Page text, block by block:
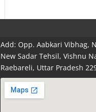
Add: Opp. Aabkari Vibhag,
New Sadar Tehsil, Vishnu
Raebareli, Uttar Pradesh